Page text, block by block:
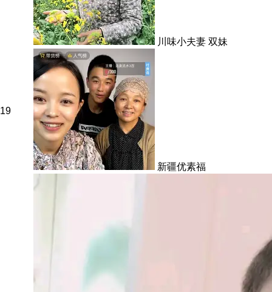
川味小夫妻 双妹
19
新疆优素福